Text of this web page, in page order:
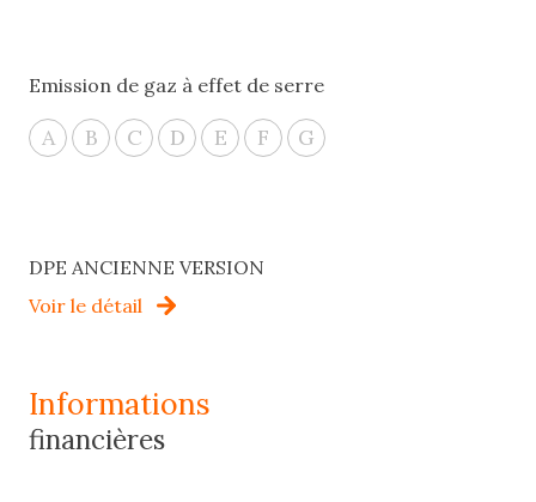
Emission de gaz à effet de serre
A B C D E F G
DPE ANCIENNE VERSION
Voir le détail
informations
financières